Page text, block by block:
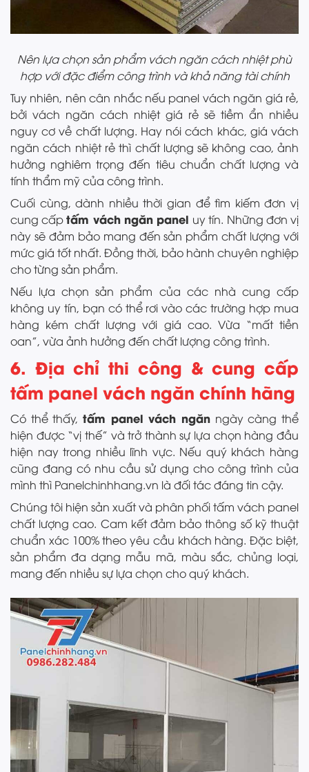
Nên lựa chọn sản phẩm vách ngăn cách nhiệt phù
hợp với đặc điểm công trình và khả năng tài chính
Tuy nhiên, nên cân nhắc nếu panel vách ngăn giá rẻ,
bởi vách ngăn cách nhiệt giá rẻ sẽ tiềm ẩn nhiều
nguy cơ về chất lượng. Hay nói cách khác, giá vách
ngăn cách nhiệt rẻ thì chất lượng sẽ không cao, ảnh
hưởng nghiêm trọng đến tiêu chuẩn chất lượng và
tính thẩm mỹ của công trình.
Cuối cùng, dành nhiều thời gian để tìm kiếm đơn vị
cung cấptấm vách ngăn panel uy tín. Những đơn vị
này sẽ đảm bảo mang đến sản phẩm chất lượng với
mức giá tốt nhất. Đồng thời, bảo hành chuyên nghiệp
cho từng sản phẩm.
Nếu lựa chọn sản phẩm của các nhà cung cấp
không uy tín, bạn có thể rơi vào các trường hợp mua
hàng kém chất lượng với giá cao. Vừa “mất tiền
oan”, vừa ảnh hưởng đến chất lượng công trình.
6. Địa chỉ thi công & cung cấp
tấm panel vách ngăn chính hãng
Có thể thấy, tấm panel vách ngăn ngày càng thể
hiện được “vị thế” và trở thành sự lựa chọn hàng đầu
hiện nay trong nhiều lĩnh vực. Nếu quý khách hàng
cũng đang có nhu cầu sử dụng cho công trình của
mình thì Panelchinhhang.vn là đối tác đáng tin cậy.
Chúng tôi hiện sản xuất và phân phối tấm vách panel
chất lượng cao. Cam kết đảm bảo thông số kỹ thuật
chuẩn xác 100% theo yêu cầu khách hàng. Đặc biệt,
sản phẩm đa dạng mẫu mã, màu sắc, chủng loại,
mang đến nhiều sự lựa chọn cho quý khách.